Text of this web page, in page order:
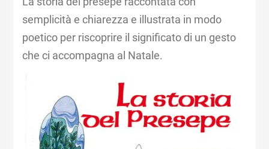
semplicità e chiarezza e illustrata in modo
poetico per riscoprire il significato di un gesto
che ci accompagna al Natale.